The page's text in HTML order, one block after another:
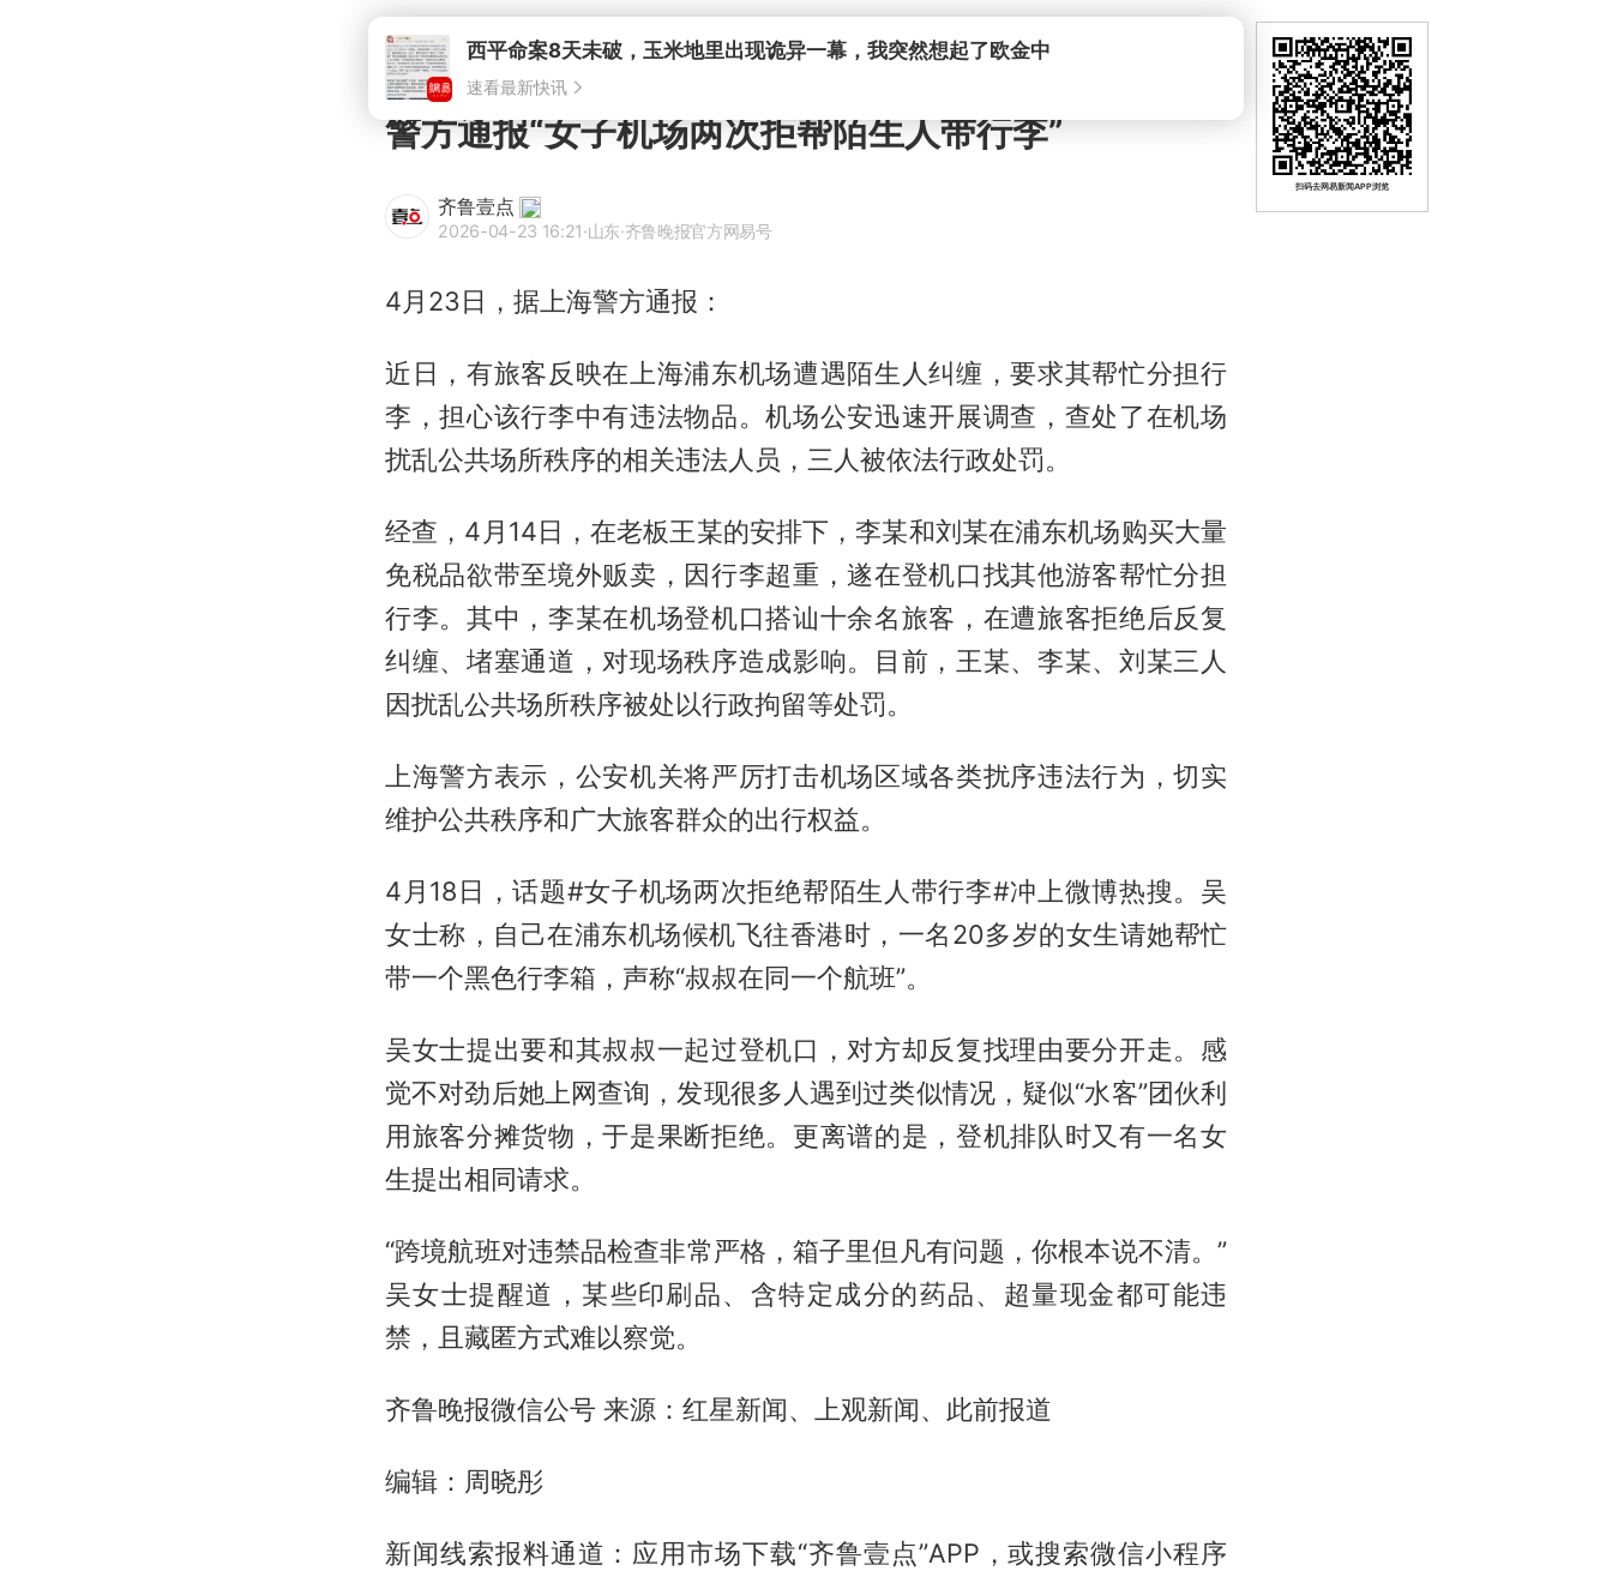
警方通报“女子机场两次拒帮陌生人带行李”
齐鲁壹点
2026-04-23 16:21·山东·齐鲁晚报官方网易号
4月23日，据上海警方通报：
近日，有旅客反映在上海浦东机场遭遇陌生人纠缠，要求其帮忙分担行
李，担心该行李中有违法物品。机场公安迅速开展调查，查处了在机场
扰乱公共场所秩序的相关违法人员，三人被依法行政处罚。
经查，4月14日，在老板王某的安排下，李某和刘某在浦东机场购买大量
免税品欲带至境外贩卖，因行李超重，遂在登机口找其他游客帮忙分担
行李。其中，李某在机场登机口搭讪十余名旅客，在遭旅客拒绝后反复
纠缠、堵塞通道，对现场秩序造成影响。目前，王某、李某、刘某三人
因扰乱公共场所秩序被处以行政拘留等处罚。
上海警方表示，公安机关将严厉打击机场区域各类扰序违法行为，切实
维护公共秩序和广大旅客群众的出行权益。
4月18日，话题#女子机场两次拒绝帮陌生人带行李#冲上微博热搜。吴
女士称，自己在浦东机场候机飞往香港时，一名20多岁的女生请她帮忙
带一个黑色行李箱，声称“叔叔在同一个航班”。
吴女士提出要和其叔叔一起过登机口，对方却反复找理由要分开走。感
觉不对劲后她上网查询，发现很多人遇到过类似情况，疑似“水客”团伙利
用旅客分摊货物，于是果断拒绝。更离谱的是，登机排队时又有一名女
生提出相同请求。
“跨境航班对违禁品检查非常严格，箱子里但凡有问题，你根本说不清。”
吴女士提醒道，某些印刷品、含特定成分的药品、超量现金都可能违
禁，且藏匿方式难以察觉。
齐鲁晚报微信公号 来源：红星新闻、上观新闻、此前报道
编辑：周晓彤
新闻线索报料通道：应用市场下载“齐鲁壹点”APP，或搜索微信小程序
扫码去网易新闻APP浏览